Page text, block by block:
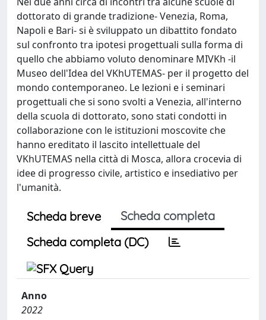
dottorato di grande tradizione- Venezia, Roma,
Napoli e Bari- si è sviluppato un dibattito fondato
sul confronto tra ipotesi progettuali sulla forma di
quello che abbiamo voluto denominare MIVKh -il
Museo dell'Idea del VKhUTEMAS- per il progetto del
mondo contemporaneo. Le lezioni e i seminari
progettuali che si sono svolti a Venezia, all'interno
della scuola di dottorato, sono stati condotti in
collaborazione con le istituzioni moscovite che
hanno ereditato il lascito intellettuale del
VKhUTEMAS nella città di Mosca, allora crocevia di
idee di progresso civile, artistico e insediativo per
l'umanità.
Scheda breve
Scheda completa
Scheda completa (DC)
Anno
2022